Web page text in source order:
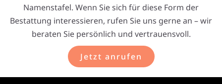
Namenstafel. Wenn Sie sich für diese Form der
Bestattung interessieren, rufen Sie uns gerne an – wir
beraten Sie persönlich und vertrauensvoll.
Jetzt anrufen